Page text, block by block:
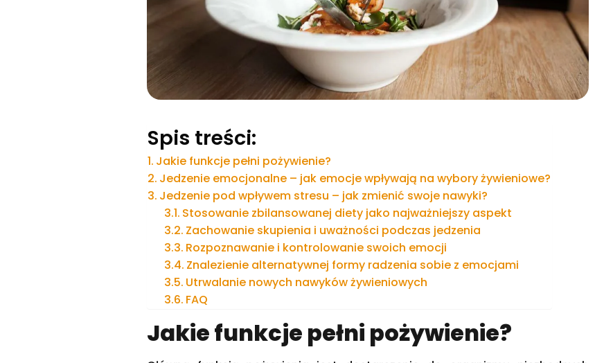
Spis treści:
Jakie funkcje pełni pożywienie?
Jedzenie emocjonalne – jak emocje wpływają na wybory żywieniowe?
Jedzenie pod wpływem stresu – jak zmienić swoje nawyki?
Stosowanie zbilansowanej diety jako najważniejszy aspekt
Zachowanie skupienia i uważności podczas jedzenia
Rozpoznawanie i kontrolowanie swoich emocji
Znalezienie alternatywnej formy radzenia sobie z emocjami
Utrwalanie nowych nawyków żywieniowych
FAQ
Jakie funkcje pełni pożywienie?